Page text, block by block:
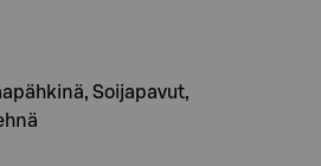
Soijapavut,